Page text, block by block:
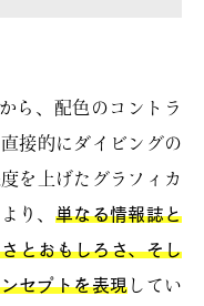
ら、配色のコントラ
接的にダイビングの
を上げたグラフィカ
り、 単なる情報誌と
とおもしろさ、そし
セプトを表現 してい